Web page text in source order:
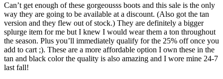
Can’t get enough of these gorgeousss boots and this sale is the only
way they are going to be available at a discount. (Also got the tan
version and they flew out of stock.) They are definitely a bigger
splurge item for me but I knew I would wear them a ton throughout
the season. Plus you’ll immediately qualify for the 25% off once you
add to cart ;). These are a more affordable option I own these in the
tan and black color the quality is also amazing and I wore mine 24-7
last fall!